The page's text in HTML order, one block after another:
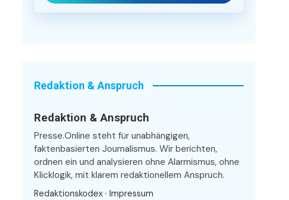
Redaktion & Anspruch
Redaktion & Anspruch
Presse.Online steht für unabhängigen,
faktenbasierten Journalismus. Wir berichten,
ordnen ein und analysieren ohne Alarmismus, ohne
Klicklogik, mit klarem redaktionellem Anspruch.
Redaktionskodex · Impressum